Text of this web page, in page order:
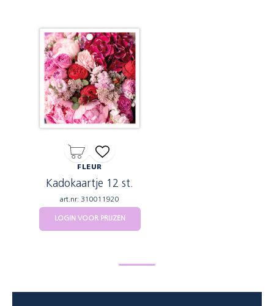
FLEUR
Kadokaartje 12 st.
art.nr: 310011920
LOGIN VOOR PRIJZEN